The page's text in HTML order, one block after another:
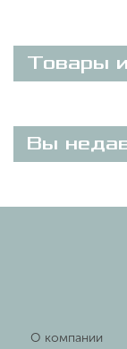
Товары
Вы
О компании